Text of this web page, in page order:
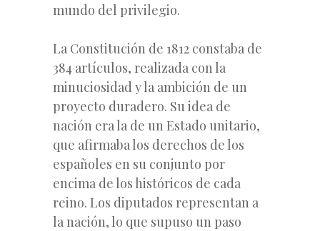
mundo del privilegio.
La Constitución de 1812 constaba de
384 artículos, realizada con la
minuciosidad y la ambición de un
proyecto duradero. Su idea de
nación era la de un Estado unitario,
que afirmaba los derechos de los
españoles en su conjunto por
encima de los históricos de cada
reino. Los diputados representan a
la nación, lo que supuso un paso